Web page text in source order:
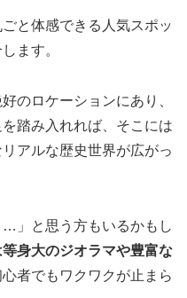
と体感できる人気スポッ
ます。
のロケーションにあり、
踏み入れれば、そこには
アルな歴史世界が広がっ
」と思う方もいるかもし
身大のジオラマや豊富な
者でもワクワクが止まら